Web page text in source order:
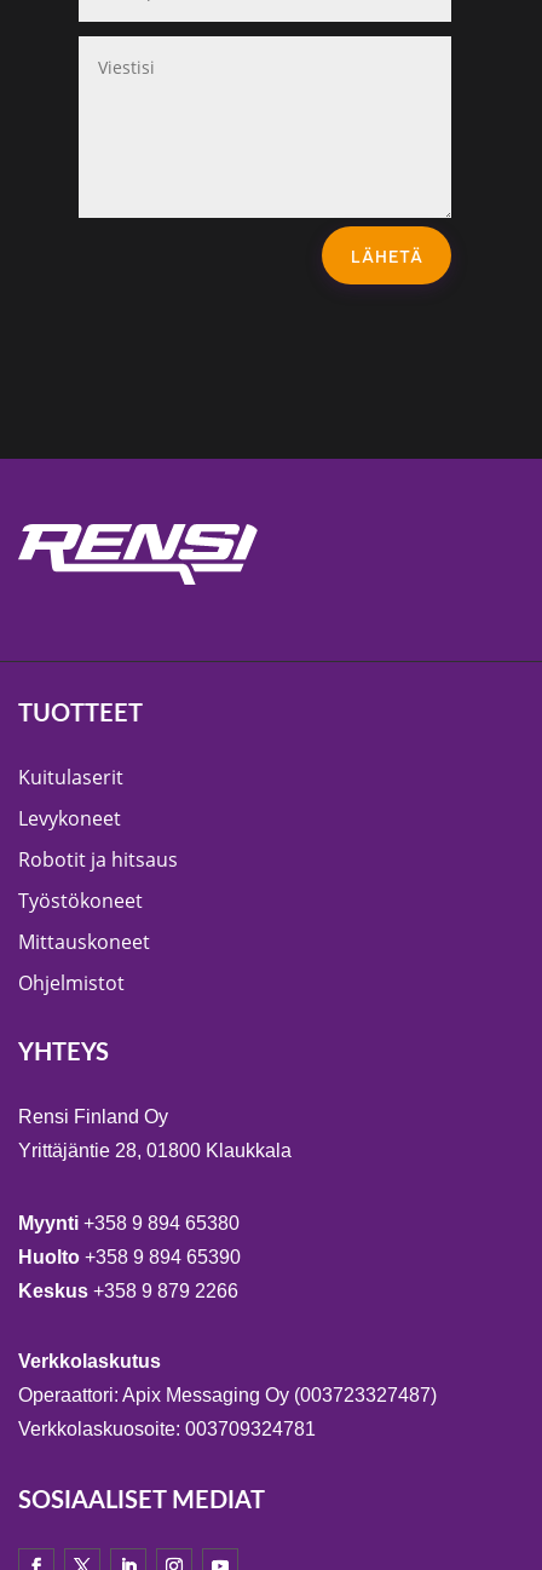
LÄHETÄ
TUOTTEET
Kuitulaserit
Levykoneet
Robotit ja hitsaus
Työstökoneet
Mittauskoneet
Ohjelmistot
YHTEYS
Rensi Finland Oy
Yrittäjäntie 28, 01800 Klaukkala
Myynti +358 9 894 65380
Huolto +358 9 894 65390
Keskus +358 9 879 2266
Verkkolaskutus
Operaattori: Apix Messaging Oy (003723327487)
Verkkolaskuosoite: 003709324781
SOSIAALISET MEDIAT